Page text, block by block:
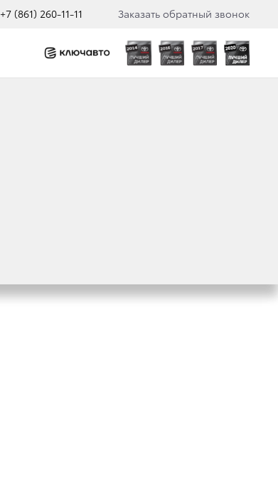
+7 (861) 260-11-11 Заказать обратный звонок